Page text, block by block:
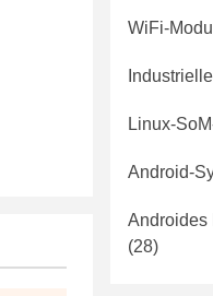
WiFi-Modul
Linux-
Android-
Androides
(28)